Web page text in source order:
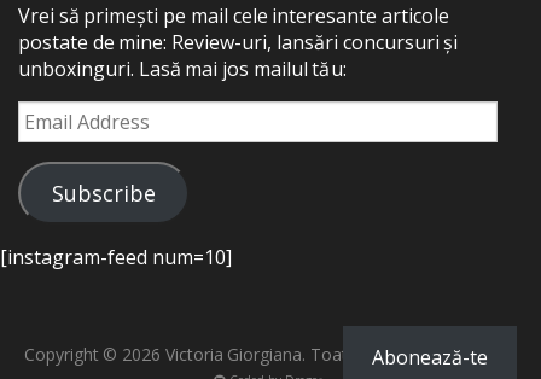
Vrei să primești pe mail cele interesante articole
postate de mine: Review-uri, lansări concursuri și
unboxinguri. Lasă mai jos mailul tău:
Email
Address
Subscribe
[instagram-feed num=10]
Copyright © 2026 Victoria Giorgiana. Toate drepturile rezervate.
Abonează-te